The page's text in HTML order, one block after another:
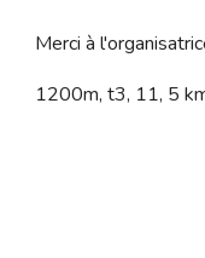
Merci à
1200m, t3, 11, 5